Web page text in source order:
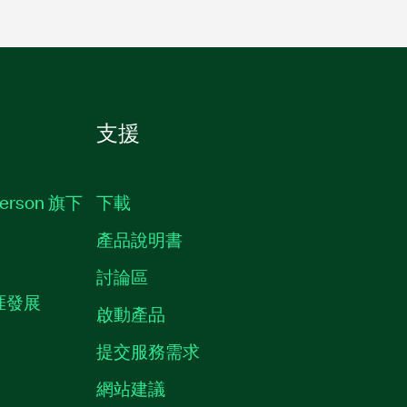
旗下
發展
支援
下載
產品說明書
討論區
啟動產品
提交服務需求
網站建議